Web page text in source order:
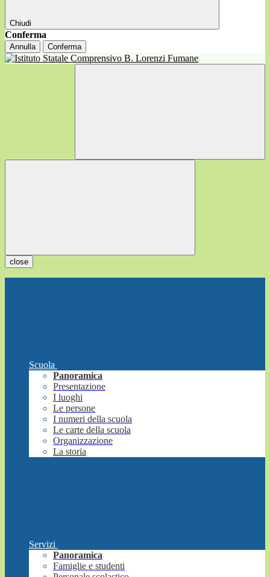
Chiudi
Conferma
Annulla Conferma
close
Scuola
Panoramica
Presentazione
I luoghi
Le persone
I numeri della scuola
Le carte della scuola
Organizzazione
La storia
Servizi
Panoramica
Famiglie e studenti